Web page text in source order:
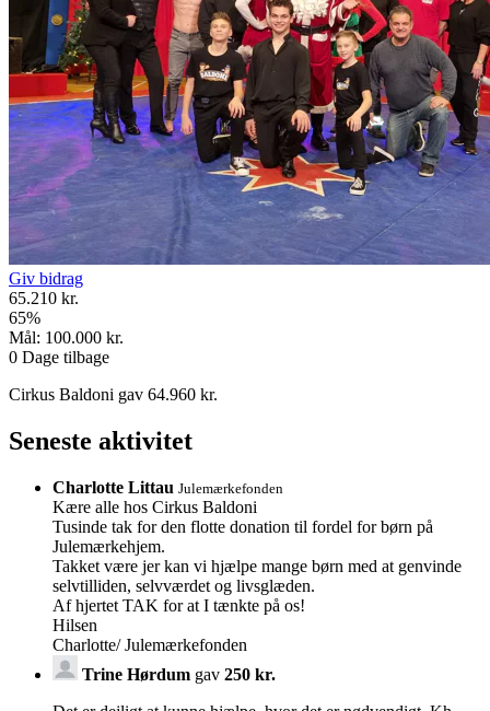
Giv bidrag
65.210 kr.
65%
Mål: 100.000 kr.
0 Dage tilbage
Cirkus Baldoni gav 64.960 kr.
Seneste aktivitet
Charlotte Littau Julemærkefonden
Kære alle hos Cirkus Baldoni
Tusinde tak for den flotte donation til fordel for børn på
Julemærkehjem.
Takket være jer kan vi hjælpe mange børn med at genvinde
selvtilliden, selvværdet og livsglæden.
Af hjertet TAK for at I tænkte på os!
Hilsen
Charlotte/ Julemærkefonden
Trine Hørdum gav 250 kr.